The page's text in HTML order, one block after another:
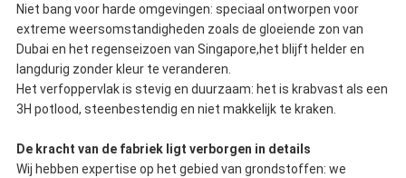
Niet bang voor harde omgevingen: speciaal ontworpen voor
extreme weersomstandigheden zoals de gloeiende zon van
Dubai en het regenseizoen van Singapore,het blijft helder en
langdurig zonder kleur te veranderen.
Het verfoppervlak is stevig en duurzaam: het is krabvast als een
3H potlood, steenbestendig en niet makkelijk te kraken.
De kracht van de fabriek ligt verborgen in details
Wij hebben expertise op het gebied van grondstoffen: we